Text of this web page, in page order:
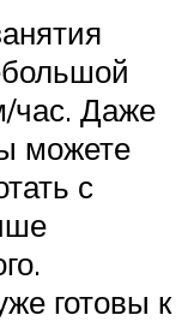
час. Даже
можете
с
готовы к